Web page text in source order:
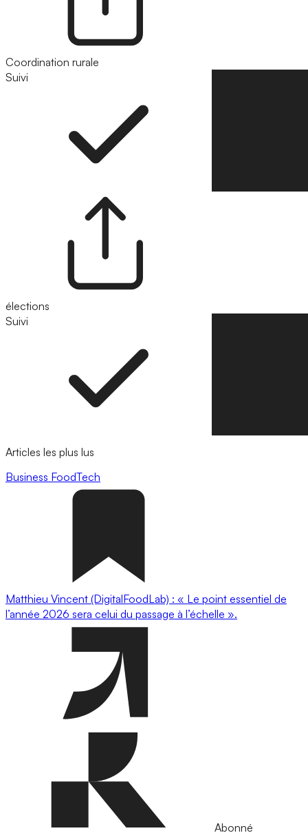
Coordination rurale
Suivi
élections
Suivi
Articles les plus lus
Business FoodTech
Matthieu Vincent (DigitalFoodLab) : « Le point essentiel de
l’année 2026 sera celui du passage à l’échelle ».
Abonné